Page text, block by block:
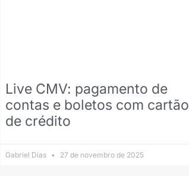
Live CMV: pagamento de
contas e boletos com cartão
de crédito
Gabriel Dias 27 de novembro de 2025